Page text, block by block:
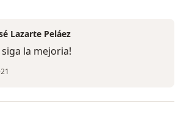
Lazarte Peláez
la mejoria!